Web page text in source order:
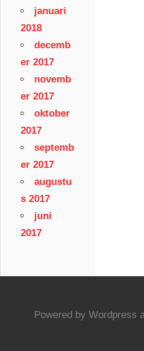
januari
2018
decemb
er 2017
novemb
er 2017
oktober
2017
septemb
er 2017
augustu
s 2017
juni
2017
Powered by Wordpress